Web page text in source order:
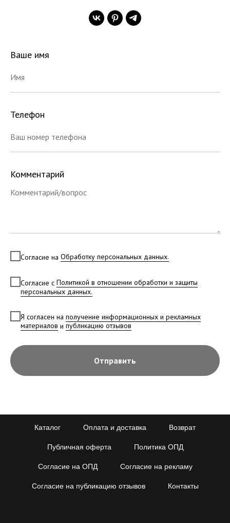
Ваше имя
Телефон
Комментарий
Согласие на Обработку персональных данных.
Согласие с Политикой в отношении обработки и защиты
персональных данных.
Я согласен на получение информационных и рекламных
материалов и публикацию отзывов
Отправить
Каталог Оплата и доставка Возврат
Публичная оферта Политика ОПД
Согласие на ОПД Согласие на рекламу
Согласие на публикацию отзывов Контакты